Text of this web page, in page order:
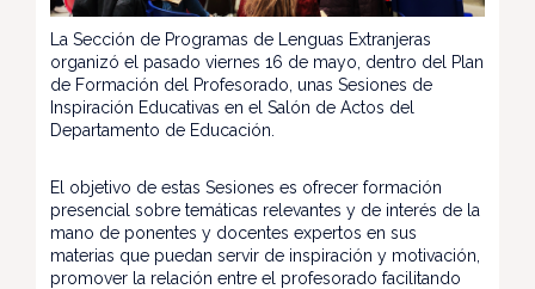
La Sección de Programas de Lenguas Extranjeras
organizó el pasado viernes 16 de mayo, dentro del Plan
de Formación del Profesorado, unas Sesiones de
Inspiración Educativas en el Salón de Actos del
Departamento de Educación.
El objetivo de estas Sesiones es ofrecer formación
presencial sobre temáticas relevantes y de interés de la
mano de ponentes y docentes expertos en sus
materias que puedan servir de inspiración y motivación,
promover la relación entre el profesorado facilitando